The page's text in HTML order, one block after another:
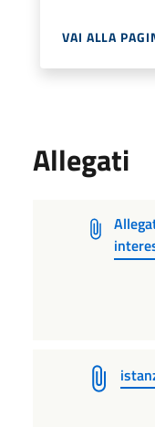
VAI ALLA
Allegati